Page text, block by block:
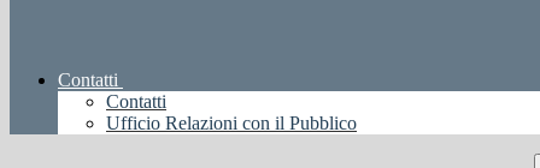
Contatti
Contatti
Ufficio Relazioni con il Pubblico